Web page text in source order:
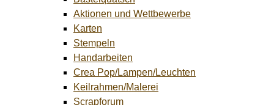
Aktionen und Wettbewerbe
Karten
Stempeln
Handarbeiten
Crea Pop/Lampen/Leuchten
Keilrahmen/Malerei
Scrapforum